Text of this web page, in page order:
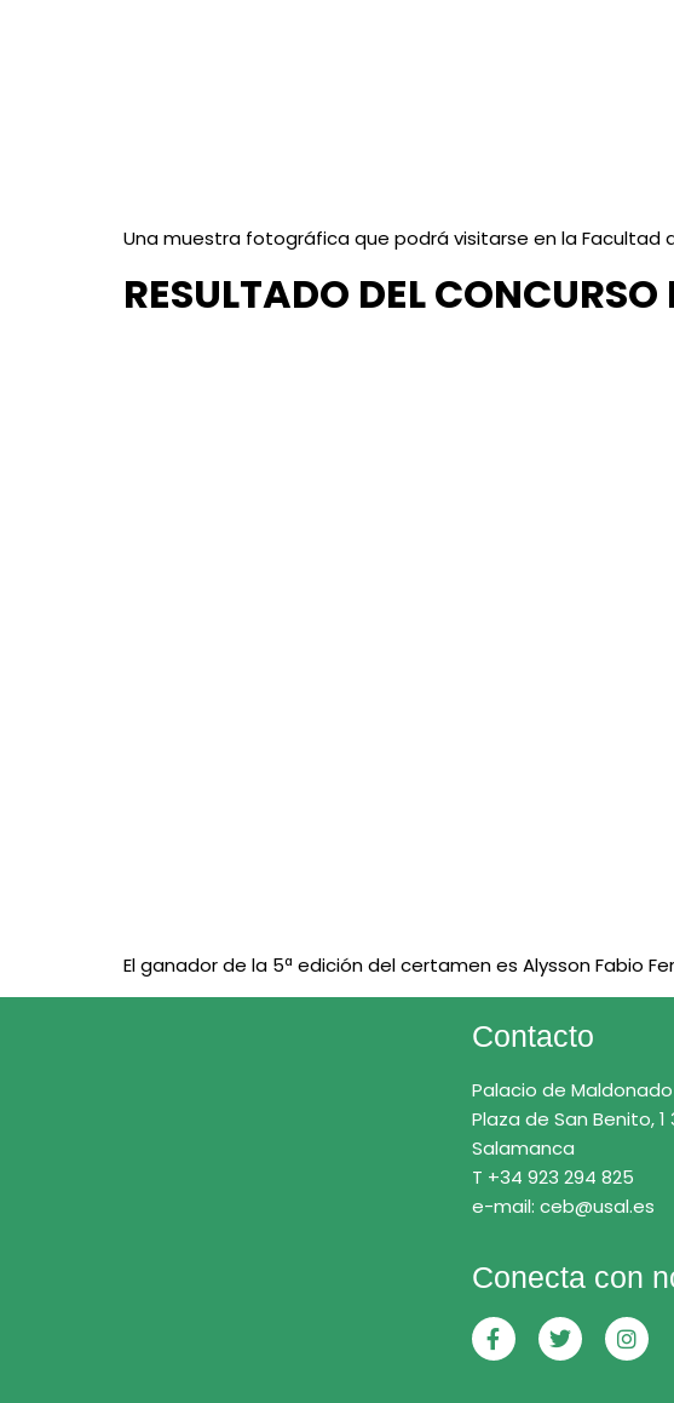
Una muestra fotográfica que podrá visitarse en la Facultad
RESULTADO DEL CONCURSO
El ganador de la 5ª edición del certamen es Alysson Fabio
Contacto
Palacio de Maldonado
Plaza de San Benito, 1
Salamanca
T +34 923 294 825
e-mail: ceb@usal.es
Conecta con